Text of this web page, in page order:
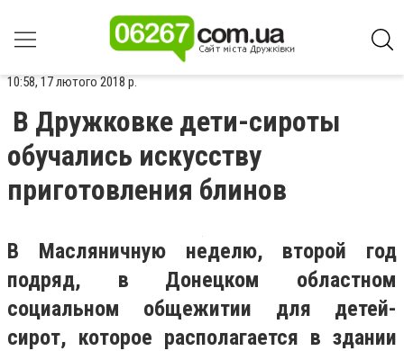
10:58, 17 лютого 2018 р.
В Дружковке дети-сироты
обучались искусству
приготовления блинов
В Масляничную неделю, второй год
подряд, в Донецком областном
социальном общежитии для детей-
сирот, которое располагается в здании